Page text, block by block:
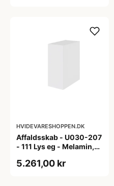
HVIDEVARESHOPPEN.DK
Affaldsskab - U030-207
- 111 Lys eg - Melamin,
5.261,00 kr